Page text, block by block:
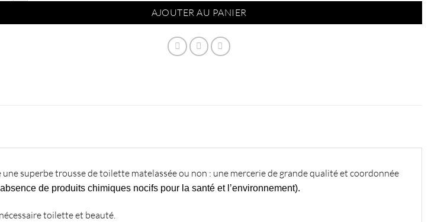
AJOUTER AU PANIER
superbe trousse de toilette matelassée ou non : une mercerie de grande qualité et coordonnée
de produits chimiques nocifs pour la santé et l’environnement).
toilette et beauté.